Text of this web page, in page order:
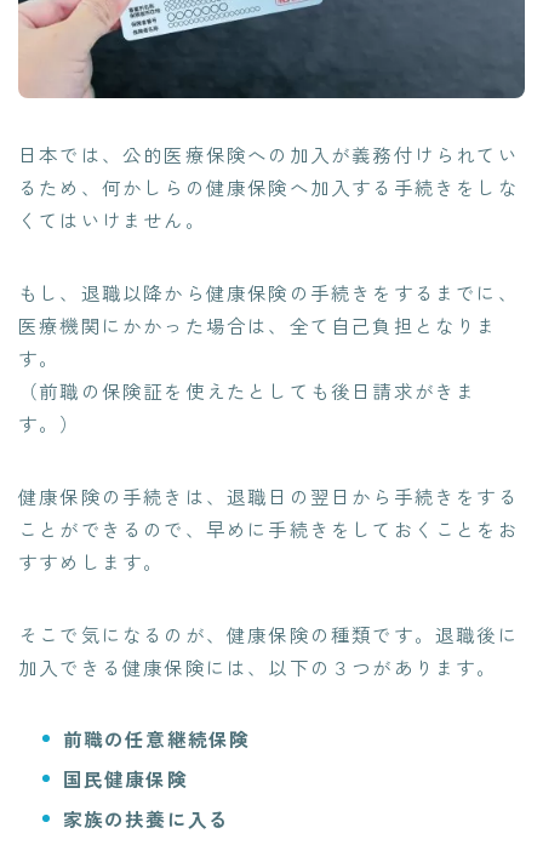
日本では、公的医療保険への加入が義務付けられてい
るため、何かしらの健康保険へ加入する手続きをしな
くてはいけません。
もし、退職以降から健康保険の手続きをするまでに、
医療機関にかかった場合は、全て自己負担となりま
す。
（前職の保険証を使えたとしても後日請求がきま
す。）
健康保険の手続きは、退職日の翌日から手続きをする
ことができるので、早めに手続きをしておくことをお
すすめします。
そこで気になるのが、健康保険の種類です。退職後に
加入できる健康保険には、以下の３つがあります。
前職の任意継続保険
国民健康保険
家族の扶養に入る